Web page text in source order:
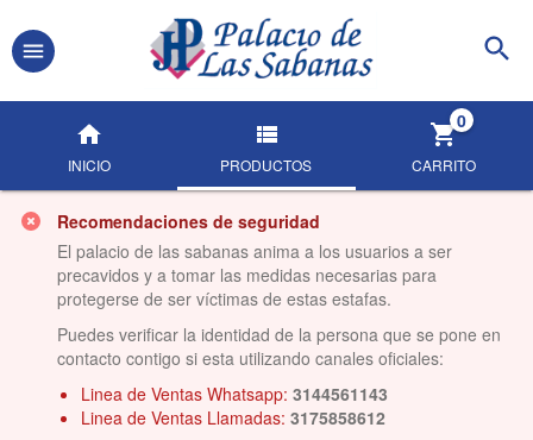
INICIO PRODUCTOS CARRITO
0
Recomendaciones de seguridad
El palacio de las sabanas anima a los usuarios a ser
precavidos y a tomar las medidas necesarias para
protegerse de ser víctimas de estas estafas.
Puedes verificar la identidad de la persona que se pone en
contacto contigo si esta utilizando canales oficiales:
Linea de Ventas Whatsapp: 3144561143
Linea de Ventas Llamadas: 3175858612